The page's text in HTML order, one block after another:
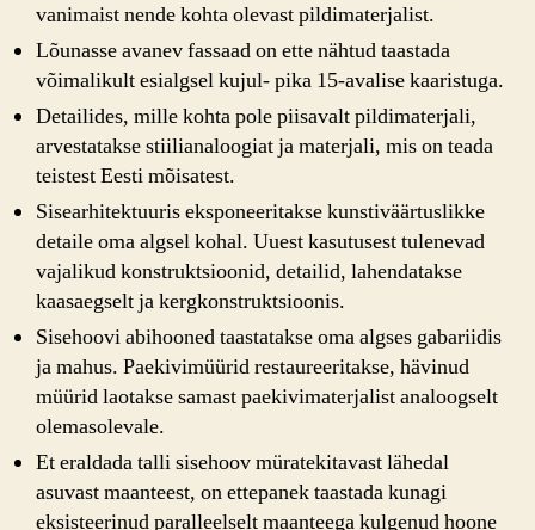
vanimaist nende kohta olevast pildimaterjalist.
Lõunasse avanev fassaad on ette nähtud taastada
võimalikult esialgsel kujul- pika 15-avalise kaaristuga.
Detailides, mille kohta pole piisavalt pildimaterjali,
arvestatakse stiilianaloogiat ja materjali, mis on teada
teistest Eesti mõisatest.
Sisearhitektuuris eksponeeritakse kunstiväärtuslikke
detaile oma algsel kohal. Uuest kasutusest tulenevad
vajalikud konstruktsioonid, detailid, lahendatakse
kaasaegselt ja kergkonstruktsioonis.
Sisehoovi abihooned taastatakse oma algses gabariidis
ja mahus. Paekivimüürid restaureeritakse, hävinud
müürid laotakse samast paekivimaterjalist analoogselt
olemasolevale.
Et eraldada talli sisehoov müratekitavast lähedal
asuvast maanteest, on ettepanek taastada kunagi
eksisteerinud paralleelselt maanteega kulgenud hoone